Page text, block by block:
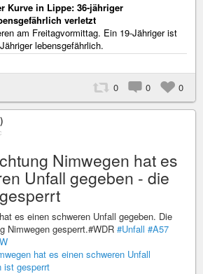
Kurve in Lippe: 36-jähriger
verletzt
am Freitagvormittag. Ein 19-Jähriger ist
lebensgefährlich.
0 0 0
Nimwegen hat es
Unfall gegeben - die
es einen schweren Unfall gegeben. Die
Nimwegen gesperrt.#WDR #Unfall #A57
hat es einen schweren Unfall
ist gesperrt